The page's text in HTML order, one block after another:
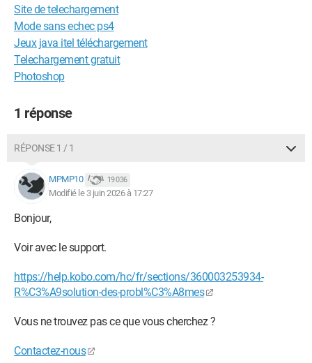
Windows / Chrome 148.0.0.0
Site de telechargement
Mode sans echec ps4
Jeux java itel téléchargement
Telechargement gratuit
Photoshop
1 réponse
RÉPONSE 1 / 1
MPMP10 19 036
Modifié le 3 juin 2026 à 17:27
Bonjour,
Voir avec le support.
https://help.kobo.com/hc/fr/sections/360003253934-
R%C3%A9solution-des-probl%C3%A8mes
Vous ne trouvez pas ce que vous cherchez ?
Contactez-nous